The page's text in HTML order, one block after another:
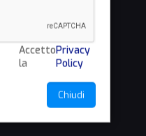
Accetto
la
Privacy
Policy
Chiudi